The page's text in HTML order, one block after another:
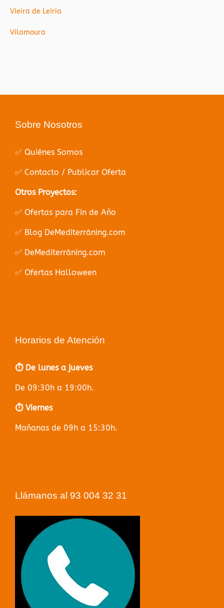
Vieira de Leiria
Vilamoura
Sobre Nosotros
✅ Quiénes Somos
✅ Contacto / Publicar Oferta
Otros Proyectos:
✅ Ofertas para Fin de Año
✅ Blog DeMediterràning.com
✅ DeMediterràning.com
✅ Ofertas Halloween
Horarios de Atención
⏱️ De lunes a jueves
De 09:30h a 19:00h.
⏱️ Viernes
Mañanas de 09h a 15:30h.
Llámanos al 93 004 32 31